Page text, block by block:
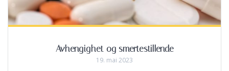
Avhengighet og smertestillende
19. mai 2023